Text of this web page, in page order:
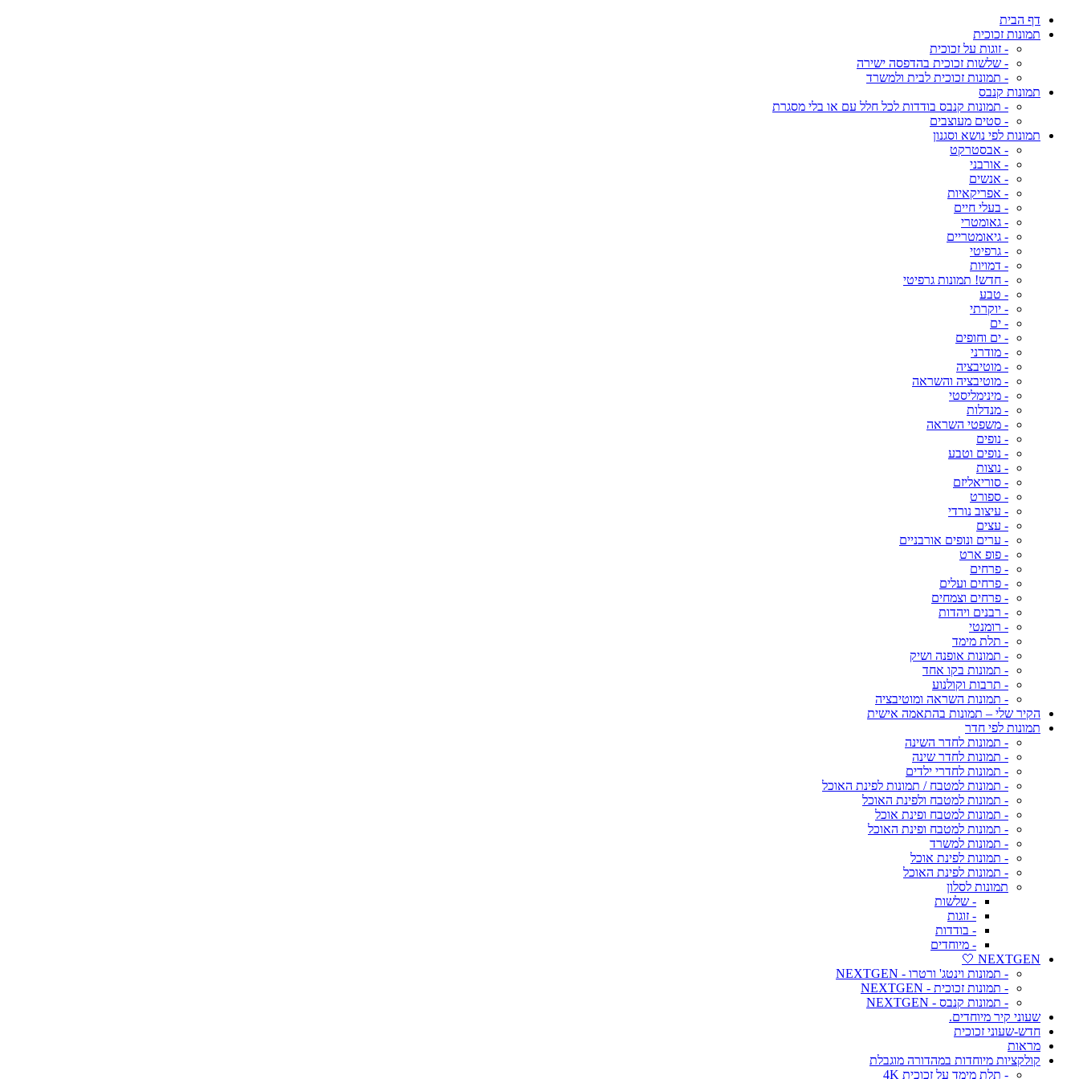
דף הבית
תמונות זכוכית
- זוגות על זכוכית
- שלשות זכוכית בהדפסה ישירה
- תמונות זכוכית לבית ולמשרד
תמונות קנבס
- תמונות קנבס בודדות לכל חלל עם או בלי מסגרת
- סטים מעוצבים
תמונות לפי נושא וסגנון
- אבסטרקט
- אורבני
- אנשים
- אפריקאיות
- בעלי חיים
- גאומטרי
- גיאומטריים
- גרפיטי
- דמויות
- חדש! תמונות גרפיטי
- טבע
- יוקרתי
- ים
- ים וחופים
- מודרני
- מוטיבציה
- מוטיבציה והשראה
- מינימליסטי
- מנדלות
- משפטי השראה
- נופים
- נופים וטבע
- נוצות
- סוריאליזם
- ספורט
- עיצוב נורדי
- עצים
- ערים ונופים אורבניים
- פופ ארט
- פרחים
- פרחים ועלים
- פרחים וצמחים
- רבנים ויהדות
- רומנטי
- תלת מימד
- תמונות אופנה ושיק
- תמונות בקו אחד
- תרבות וקולנוע
- תמונות השראה ומוטיבציה
הקיר שלי – תמונות בהתאמה אישית
תמונות לפי חדר
- תמונות לחדר השינה
- תמונות לחדר שינה
- תמונות לחדרי ילדים
- תמונות למטבח / תמונות לפינת האוכל
- תמונות למטבח ולפינת האוכל
- תמונות למטבח ופינת אוכל
- תמונות למטבח ופינת האוכל
- תמונות למשרד
- תמונות לפינת אוכל
- תמונות לפינת האוכל
תמונות לסלון
- שלשות
- זוגות
- בודדות
- מיוחדים
NEXTGEN 🤍
- תמונות וינטג' ורטרו - NEXTGEN
- תמונות זכוכית - NEXTGEN
- תמונות קנבס - NEXTGEN
שעוני קיר מיוחדים.
חדש-שעוני זכוכית
מראות
קולקציות מיוחדות במהדורה מוגבלת
- תלת מימד על זכוכית 4K